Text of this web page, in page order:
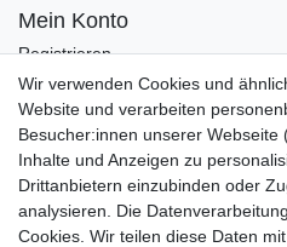
Mein Konto
Registrieren
Login
Newsletter
E-MAIL **
Newsletter
Honig
Wir verwenden Cookies und
Website und verarbeiten
Besucher:innen unserer Webseite
Inhalte und Anzeigen zu
Drittanbietern einzubinden oder
analysieren. Die
Cookies. Wir teilen diese Daten